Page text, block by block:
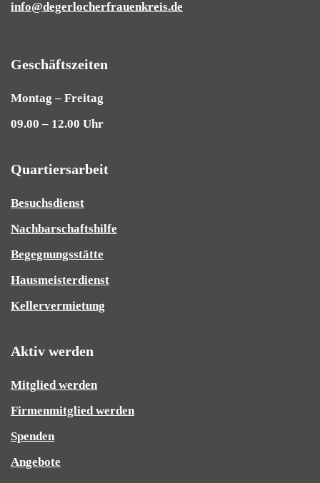
info@degerlocherfrauenkreis.de
Geschäftszeiten
Montag – Freitag
09.00 – 12.00 Uhr
Quartiersarbeit
Besuchsdienst
Nachbarschaftshilfe
Begegnungsstätte
Hausmeisterdienst
Kellervermietung
Aktiv werden
Mitglied werden
Firmenmitglied werden
Spenden
Angebote